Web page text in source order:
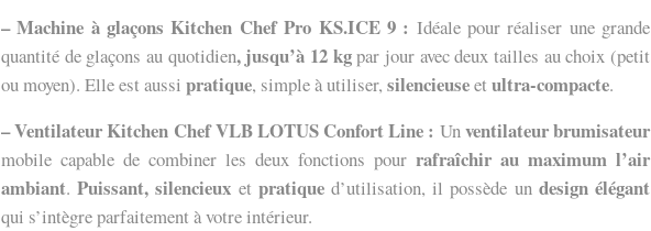
– Machine à glaçons Kitchen Chef Pro KS.ICE 9 : Idéale pour réaliser une grande
quantité de glaçons au quotidien, jusqu’à 12 kgpar jour avec deux tailles au choix (petit
ou moyen). Elle est aussi pratique, simple à utiliser, silencieuseet ultra-compacte.
– Ventilateur Kitchen Chef VLB LOTUS Confort Line : Unventilateur brumisateur
mobile capable de combiner les deux fonctions pour rafraîchir au maximum l’air
ambiant.Puissant, silencieux et pratiqued’utilisation, il possède un design élégant
qui s’intègre parfaitement à votre intérieur.